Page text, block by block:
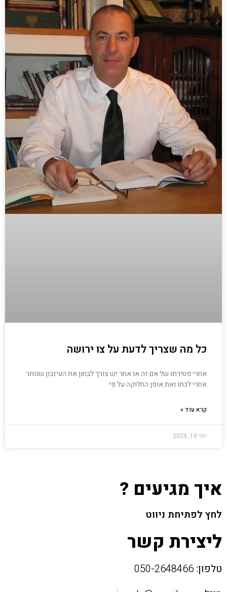
כל מה שצריך לדעת על צו ירושה
אחרי פטירתו של אם זה או אחר יש צורך לבחון את העיזבון שנותר
אחרי לכתו ואת אופן החלוקה על פי
קרא עוד »
יוני 18, 2025
איך מגיעים ?
לחץ לפתיחת ניווט
ליצירת קשר
טלפון: